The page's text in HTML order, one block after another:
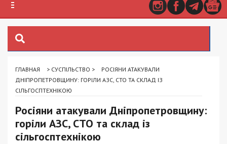
ГЛАВНАЯ > СУСПІЛЬСТВО >
РОСІЯНИ АТАКУВАЛИ
ДНІПРОПЕТРОВЩИНУ: ГОРІЛИ АЗС, СТО ТА СКЛАД ІЗ
СІЛЬГОСПТЕХНІКОЮ
Росіяни атакували Дніпропетровщину:
горіли АЗС, СТО та склад із
сільгосптехнікою